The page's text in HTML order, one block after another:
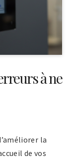
à ne
la
de vos